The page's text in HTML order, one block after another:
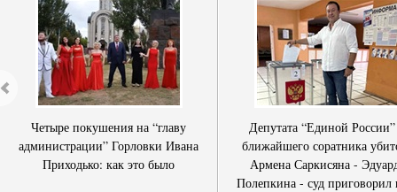
Четыре покушения на “главу
администрации” Горловки Ивана
Приходько: как это было
Депутата “Единой
ближайшего соратника
Армена Саркисяна -
Полепкина - суд приговорил